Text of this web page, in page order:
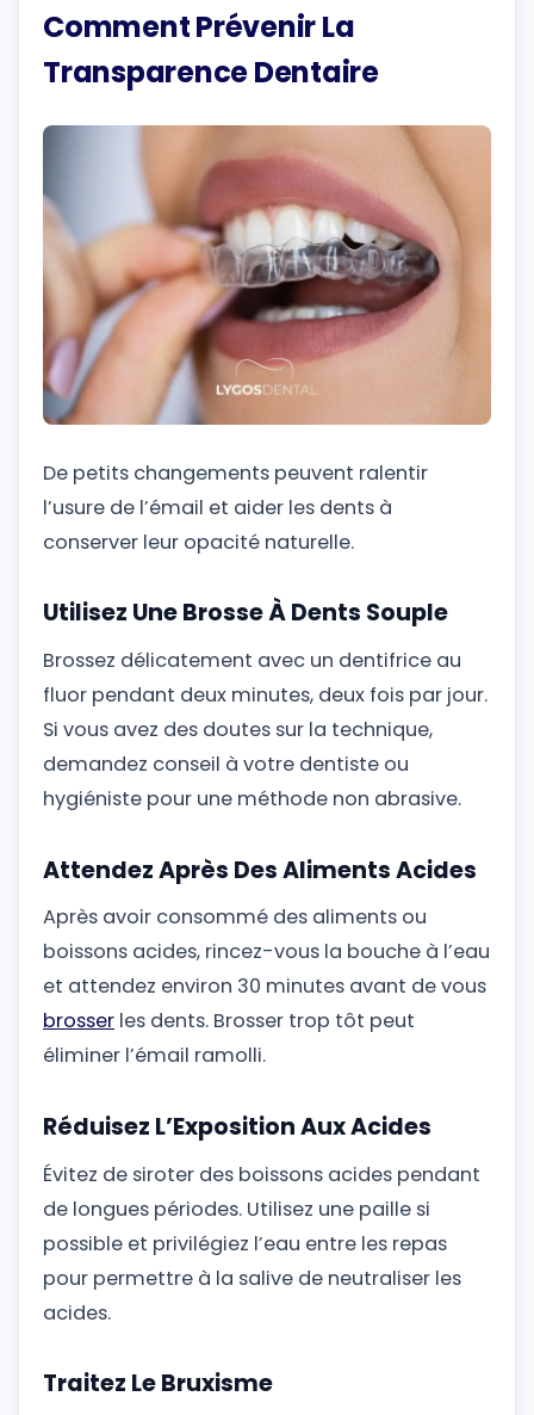
Comment Prévenir La
Transparence Dentaire
De petits changements peuvent ralentir
l’usure de l’émail et aider les dents à
conserver leur opacité naturelle.
Utilisez Une Brosse À Dents Souple
Brossez délicatement avec un dentifrice au
fluor pendant deux minutes, deux fois par jour.
Si vous avez des doutes sur la technique,
demandez conseil à votre dentiste ou
hygiéniste pour une méthode non abrasive.
Attendez Après Des Aliments Acides
Après avoir consommé des aliments ou
boissons acides, rincez-vous la bouche à l’eau
et attendez environ 30 minutes avant de vous
brosser les dents. Brosser trop tôt peut
éliminer l’émail ramolli.
Réduisez L’Exposition Aux Acides
Évitez de siroter des boissons acides pendant
de longues périodes. Utilisez une paille si
possible et privilégiez l’eau entre les repas
pour permettre à la salive de neutraliser les
acides.
Traitez Le Bruxisme